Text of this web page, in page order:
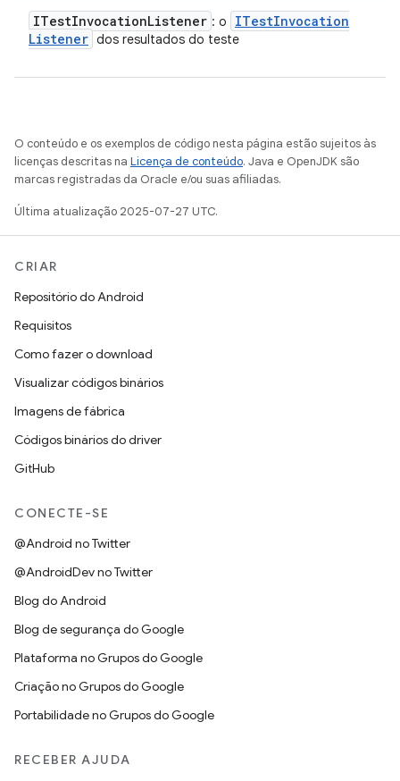
ITestInvocationListener : o ITestInvocation
Listener dos resultados do teste
O conteúdo e os exemplos de código nesta página estão sujeitos às
licenças descritas na Licença de conteúdo. Java e OpenJDK são
marcas registradas da Oracle e/ou suas afiliadas.
Última atualização 2025-07-27 UTC.
CRIAR
Repositório do Android
Requisitos
Como fazer o download
Visualizar códigos binários
Imagens de fábrica
Códigos binários do driver
GitHub
CONECTE-SE
@Android no Twitter
@AndroidDev no Twitter
Blog do Android
Blog de segurança do Google
Plataforma no Grupos do Google
Criação no Grupos do Google
Portabilidade no Grupos do Google
RECEBER AJUDA